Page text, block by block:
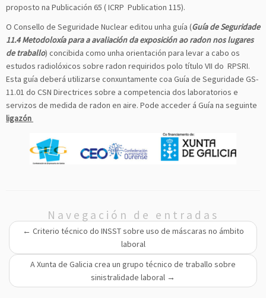
proposto na Publicación 65 ( ICRP Publication 115).
O Consello de Seguridade Nuclear editou unha guía (Guía de Seguridade
11.4 Metodoloxía para a avaliación da exposición ao radon nos lugares
de traballo) concibida como unha orientación para levar a cabo os
estudos radiolóxicos sobre radon requiridos polo título VII do RPSRI.
Esta guía deberá utilizarse conxuntamente coa Guía de Seguridade GS-
11.01 do CSN Directrices sobre a competencia dos laboratorios e
servizos de medida de radon en aire. Pode acceder á Guía na seguinte
ligazón
Navegación de entradas
← Criterio técnico do INSST sobre uso de máscaras no ámbito
laboral
A Xunta de Galicia crea un grupo técnico de traballo sobre
sinistralidade laboral →